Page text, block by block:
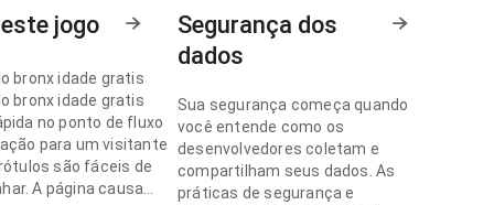
jogo
bronx idade gratis
bronx idade gratis
no ponto de fluxo
para um visitante
são fáceis de
A página causa
Segurança dos
dados
Sua segurança começa quando
você entende como os
desenvolvedores coletam e
compartilham seus dados. As
práticas de segurança e